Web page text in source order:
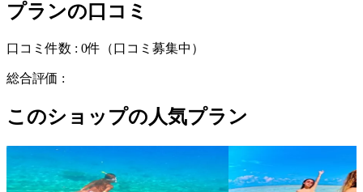
プランの口コミ
口コミ件数 : 0件 （口コミ募集中）
総合評価 :
このショップの人気プラン